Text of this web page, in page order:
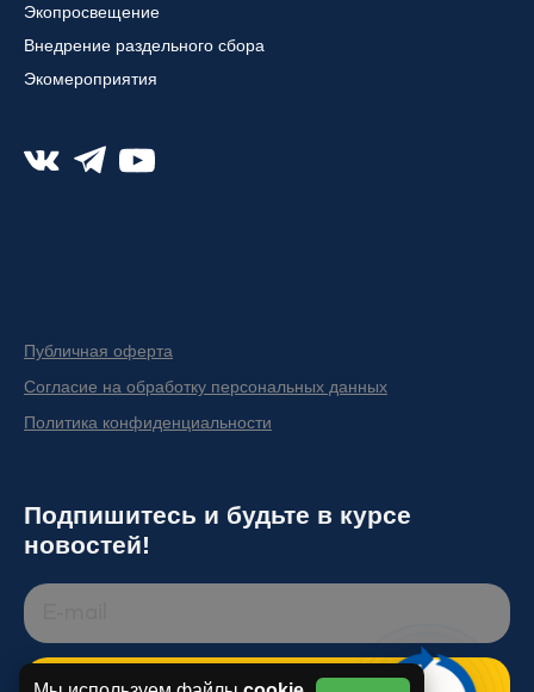
Экопросвещение
Внедрение раздельного сбора
Экомероприятия
Публичная оферта
Согласие на обработку персональных данных
Политика конфиденциальности
Подпишитесь и будьте в курсе
новостей!
ПОДПИСАТЬСЯ